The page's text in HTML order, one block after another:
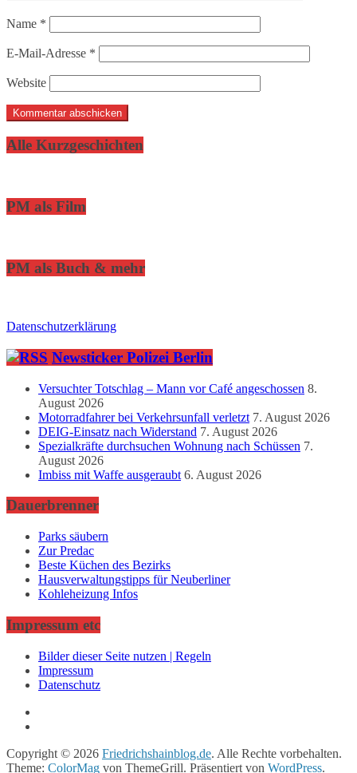
Name *
E-Mail-Adresse *
Website
Alle Kurzgeschichten
PM als Film
PM als Buch & mehr
Datenschutzerklärung
Newsticker Polizei Berlin
Versuchter Totschlag – Mann vor Café angeschossen 8.
August 2026
Motorradfahrer bei Verkehrsunfall verletzt 7. August 2026
DEIG-Einsatz nach Widerstand 7. August 2026
Spezialkräfte durchsuchen Wohnung nach Schüssen 7.
August 2026
Imbiss mit Waffe ausgeraubt 6. August 2026
Dauerbrenner
Parks säubern
Zur Predac
Beste Küchen des Bezirks
Hausverwaltungstipps für Neuberliner
Kohleheizung Infos
Impressum etc
Bilder dieser Seite nutzen | Regeln
Impressum
Datenschutz
Copyright © 2026 Friedrichshainblog.de. Alle Rechte vorbehalten.
Theme: ColorMag von ThemeGrill. Präsentiert von WordPress.